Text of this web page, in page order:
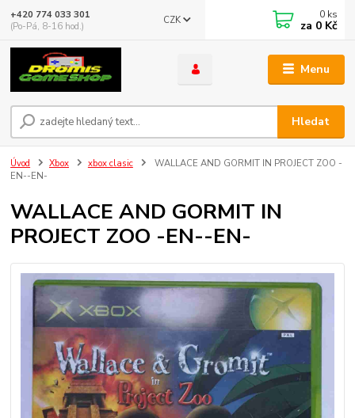
Menu
CZK
Hledat
+420 774 033 301
(Po-Pá, 8-16 hod.)
0 ks
za 0 Kč
Úvod Xbox xbox clasic
WALLACE AND GORMIT IN PROJECT ZOO -
EN--EN-
WALLACE AND GORMIT IN
PROJECT ZOO -EN--EN-